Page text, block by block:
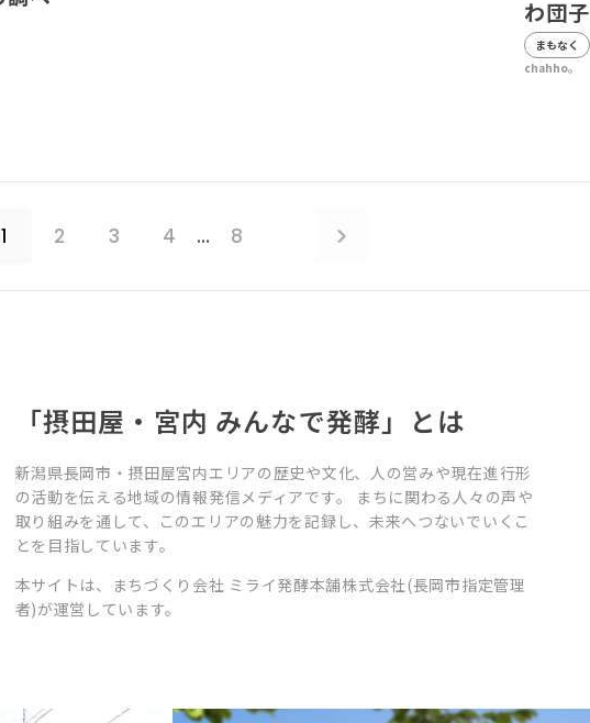
わ団子
まもなく
chahho。
1 2 3 4 … 8
「摂田屋・宮内 みんなで発酵」とは
新潟県長岡市・摂田屋宮内エリアの歴史や文化、人の営みや現在進行形
の活動を伝える地域の情報発信メディアです。 まちに関わる人々の声や
取り組みを通して、このエリアの魅力を記録し、未来へつないでいくこ
とを目指しています。
本サイトは、まちづくり会社 ミライ発酵本舗株式会社(長岡市指定管理
者)が運営しています。